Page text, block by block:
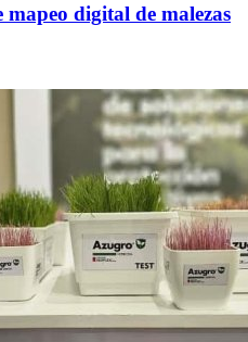
digital de malezas